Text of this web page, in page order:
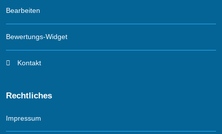
Bearbeiten
Bewertungs-Widget
Kontakt
Rechtliches
Impressum